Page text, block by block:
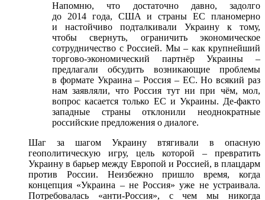
Напомню, что достаточно давно, задолго
до 2014 года, США и страны ЕС планомерно
и настойчиво подталкивали Украину к тому,
чтобы свернуть, ограничить экономическое
сотрудничество с Россией. Мы – как крупнейший
торгово-экономический партнёр Украины –
предлагали обсудить возникающие проблемы
в формате Украина – Россия – ЕС. Но всякий раз
нам заявляли, что Россия тут ни при чём, мол,
вопрос касается только ЕС и Украины. Де-факто
западные страны отклонили неоднократные
российские предложения о диалоге.
Шаг за шагом Украину втягивали в опасную
геополитическую игру, цель которой – превратить
Украину в барьер между Европой и Россией, в плацдарм
против России. Неизбежно пришло время, когда
концепция «Украина – не Россия» уже не устраивала.
Потребовалась «анти-Россия», с чем мы никогда